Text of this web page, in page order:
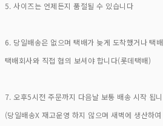
5. 사이즈는 언제든지 품절될 수 있습니다
6. 당일배송은 없으며 택배가 늦게 도착했거나 택
택배회사와 직접 협의 보셔야 합니다(롯데택배)
7. 오후5시전 주문까지 다음날 보통 배송 시작 됩
(당일배송X 재고운영 하지 않으며 새벽에 생산하